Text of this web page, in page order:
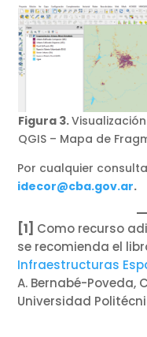
Figura 3.
QGIS – Mapa de
Por cualquier
idecor@cba.gov.ar.
[1] Como recurso
se recomienda el
Infraestructuras
A. Bernabé-Poveda,
Universidad